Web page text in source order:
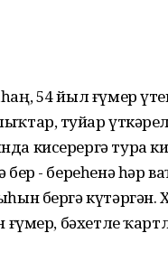
54 йыл ғүмер
туйҙар
кисерергә тура
бер - береһенә һәр
бергә күтәргән.
ғүмер, бәхетле